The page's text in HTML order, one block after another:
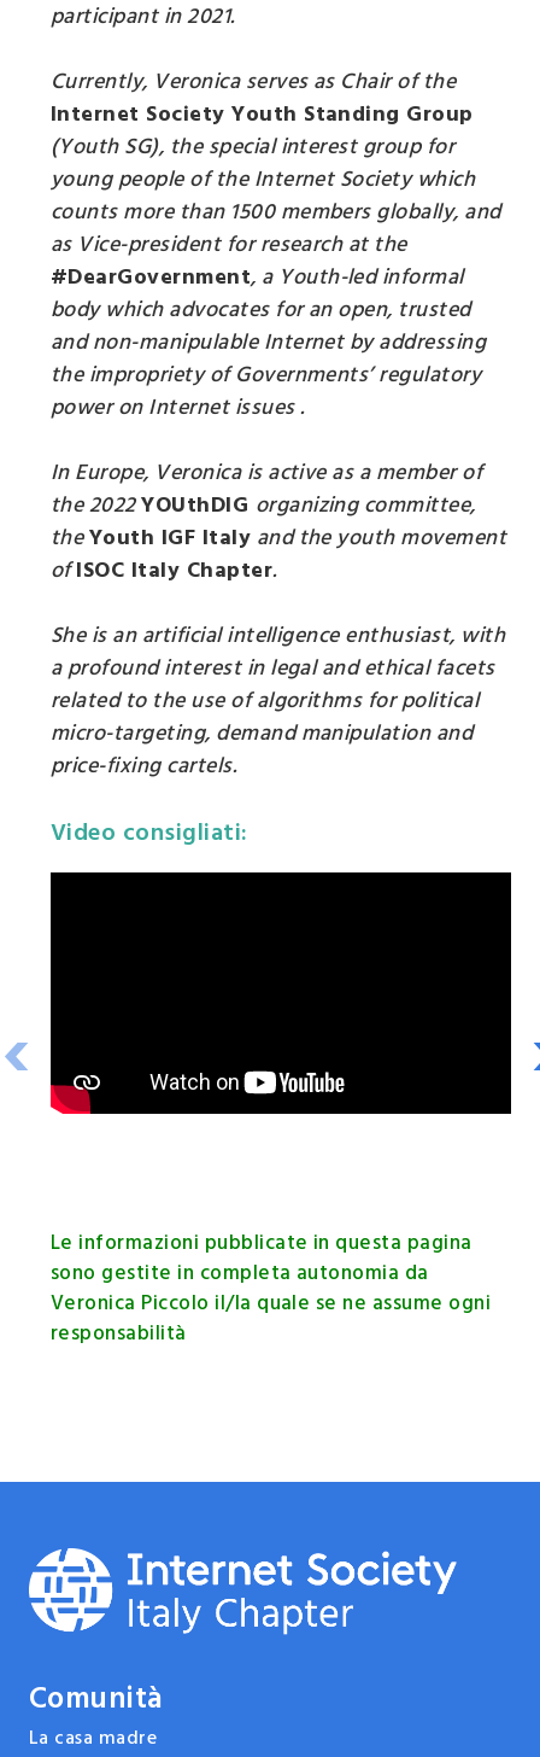
participant in 2021.
Currently, Veronica serves as Chair of the
Internet Society Youth Standing Group
(Youth SG), the special interest group for
young people of the Internet Society which
counts more than 1500 members globally, and
as Vice-president for research at the
#DearGovernment, a Youth-led informal
body which advocates for an open, trusted
and non-manipulable Internet by addressing
the impropriety of Governments’ regulatory
power on Internet issues .
In Europe, Veronica is active as a member of
the 2022YOUthDIG organizing committee,
theYouth IGF Italy and the youth movement
ofISOC Italy Chapter.
She is an artificial intelligence enthusiast, with
a profound interest in legal and ethical facets
related to the use of algorithms for political
micro-targeting, demand manipulation and
price-fixing cartels.
Video consigliati:
‹
Le informazioni pubblicate in questa pagina
sono gestite in completa autonomia da
Veronica Piccolo il/la quale se ne assume ogni
responsabilità
Comunità
La casa madre